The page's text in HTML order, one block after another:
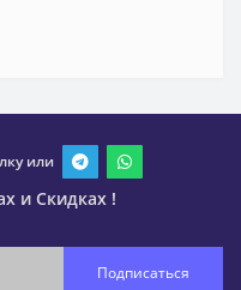
или
и Скидках !
Подписаться